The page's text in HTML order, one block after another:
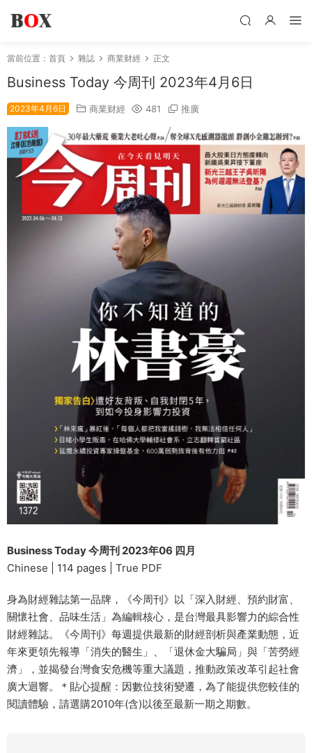
當前位置： 首頁 雜誌 商業财經 正文
Business Today 今周刊 2023年4月6日
2023年4月6日 商業财經 481 推廣
Business Today 今周刊 2023年06 四月
Chinese | 114 pages | True PDF
身為財經雜誌第一品牌，《今周刊》以「深入財經、預約財富、
關懷社會、品味生活」為編輯核心，是台灣最具影響力的綜合性
財經雜誌。《今周刊》每週提供最新的財經剖析與產業動態，近
年來更領先報導「消失的醫生」、「退休金大騙局」與「苦勞經
濟」，並揭發台灣食安危機等重大議題，推動政策改革引起社會
廣大迴響。＊貼心提醒：因數位技術變遷，為了能提供您較佳的
閱讀體驗，請選購2010年(含)以後至最新一期之期數。